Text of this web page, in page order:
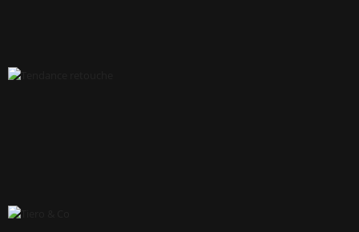
FLYERS POUR LA BOUTIQUE ÊTRE NATURE
TENDANCE RETOUCHE